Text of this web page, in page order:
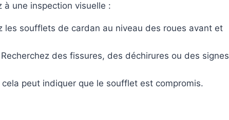
à une inspection visuelle :
les soufflets de cardan au niveau des roues avant et
des fissures, des déchirures ou des signes
peut indiquer que le soufflet est compromis.